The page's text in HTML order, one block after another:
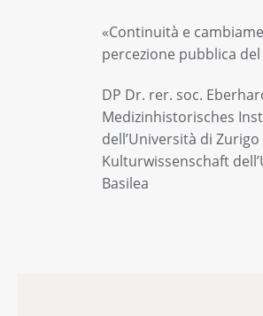
«Continuità e
percezione pubblica
DP Dr. rer. soc.
Medizinhistorisches
dell’Università di
Kulturwissenschaft
Basilea